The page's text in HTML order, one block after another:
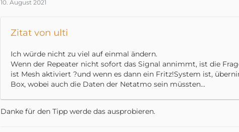
10. August 2021
Zitat von ulti
Ich würde nicht zu viel auf einmal ändern.
Wenn der Repeater nicht sofort das Signal annimmt, ist die
ist Mesh aktiviert ?und wenn es dann ein Fritz!System ist,
Box, wobei auch die Daten der Netatmo sein müssten...
Danke für den Tipp werde das ausprobieren.